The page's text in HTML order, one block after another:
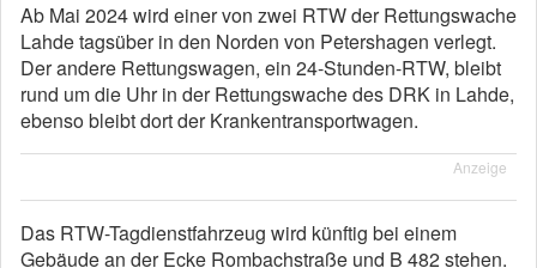
Ab Mai 2024 wird einer von zwei RTW der Rettungswache
Lahde tagsüber in den Norden von Petershagen verlegt.
Der andere Rettungswagen, ein 24-Stunden-RTW, bleibt
rund um die Uhr in der Rettungswache des DRK in Lahde,
ebenso bleibt dort der Krankentransportwagen.
Anzeige
Das RTW-Tagdienstfahrzeug wird künftig bei einem
Gebäude an der Ecke Rombachstraße und B 482 stehen.